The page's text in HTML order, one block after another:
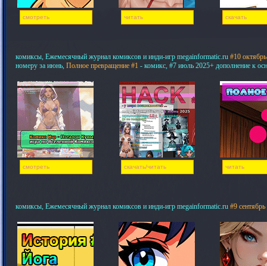
смотреть читать скачать
комиксы, Ежемесячный журнал комиксов и инди-игр megainformatic.ru #10
номеру за июнь, Полное превращение #1 - комикс, #7 июль 2025+ дополнение к
смотреть скачать/читать читать
комиксы, Ежемесячный журнал комиксов и инди-игр megainformatic.ru #9